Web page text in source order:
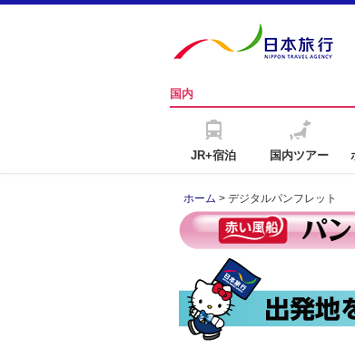
国内
JR+宿泊 国内ツアー
ホーム > デジタルパンフレット